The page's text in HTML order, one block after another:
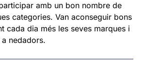
amb un bon nombre de
categories. Van aconseguir bons
cada dia més les seves marques i
nedadors.